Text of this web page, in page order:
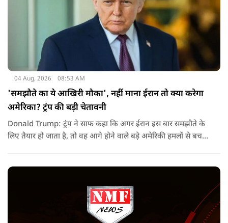
04 Aug, 2026 08:53 AM
'समझौते का ये आखिरी मौका', नहीं माना ईरान तो क्या करेगा
अमेरिका? ट्रंप की बड़ी चेतावनी
Donald Trump: ट्रंप ने साफ कहा कि अगर ईरान इस बार समझौते के
लिए तैयार हो जाता है, तो वह आगे होने वाले बड़े अमेरिकी हमलों से बच